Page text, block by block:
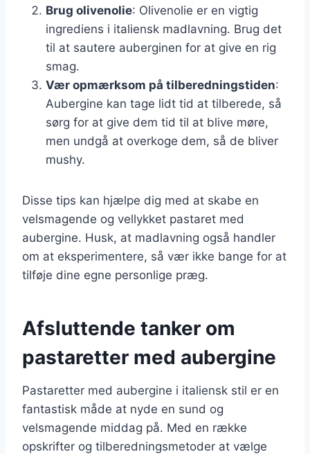
Brug olivenolie: Olivenolie er en vigtig
ingrediens i italiensk madlavning. Brug det
til at sautere auberginen for at give en rig
smag.
Vær opmærksom på tilberedningstiden:
Aubergine kan tage lidt tid at tilberede, så
sørg for at give dem tid til at blive møre,
men undgå at overkoge dem, så de bliver
mushy.
Disse tips kan hjælpe dig med at skabe en
velsmagende og vellykket pastaret med
aubergine. Husk, at madlavning også handler
om at eksperimentere, så vær ikke bange for at
tilføje dine egne personlige præg.
Afsluttende tanker om
pastaretter med aubergine
Pastaretter med aubergine i italiensk stil er en
fantastisk måde at nyde en sund og
velsmagende middag på. Med en række
opskrifter og tilberedningsmetoder at vælge